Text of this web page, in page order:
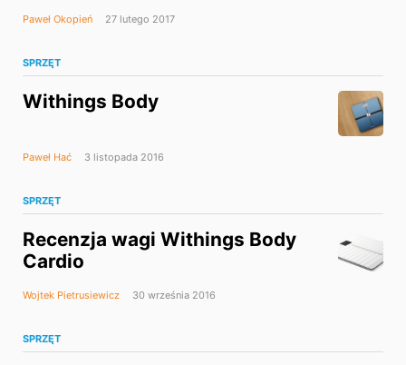
Paweł Okopień 27 lutego 2017
SPRZĘT
Withings Body
Paweł Hać 3 listopada 2016
SPRZĘT
Recenzja wagi Withings Body
Cardio
Wojtek Pietrusiewicz 30 września 2016
SPRZĘT